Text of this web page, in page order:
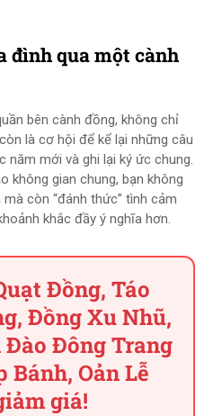
đình qua một cành
bên cành đồng, không chỉ
là cơ hội để kể lại những câu
năm mới và ghi lại ký ức chung.
không gian chung, bạn không
còn “đánh thức” tình cảm
khắc đầy ý nghĩa hơn.
Đồng, Táo
Đồng Xu Nhũ,
Đào Đông Trang
Bánh, Oản Lễ
giá!